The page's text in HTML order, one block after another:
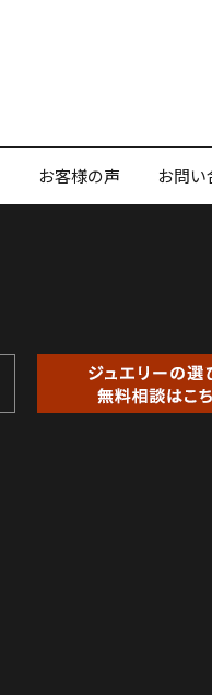
お客様の声 お問い